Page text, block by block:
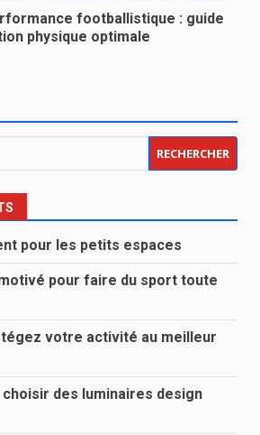
footballistique : guide
physique optimale
pour les petits espaces
pour faire du sport toute
votre activité au meilleur
des luminaires design